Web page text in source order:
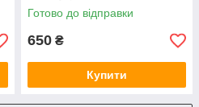
тверда
Готово до відправки
650 ₴
Купити